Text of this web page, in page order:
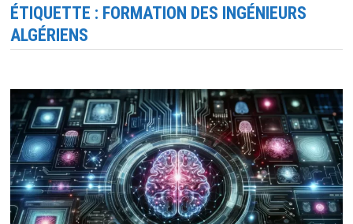
ÉTIQUETTE : FORMATION DES INGÉNIEURS
ALGÉRIENS